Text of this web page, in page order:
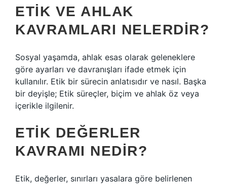
ETIK VE AHLAK
KAVRAMLARI NELERDIR?
Sosyal yaşamda, ahlak esas olarak geleneklere
göre ayarları ve davranışları ifade etmek için
kullanılır. Etik bir sürecin anlatısıdır ve nasıl. Başka
bir deyişle; Etik süreçler, biçim ve ahlak öz veya
içerikle ilgilenir.
ETIK DEĞERLER
KAVRAMI NEDIR?
Etik, değerler, sınırları yasalara göre belirlenen